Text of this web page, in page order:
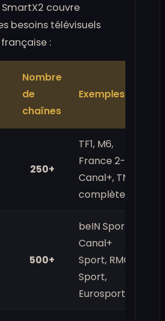
couvre
besoins télévisuels
:
Nombre
de
chaînes
Exemples
250+
TF1, M6,
France 2-5,
Canal+, TNT
complète
500+
beIN Sports,
Canal+
Sport, RMC
Sport,
Eurosport